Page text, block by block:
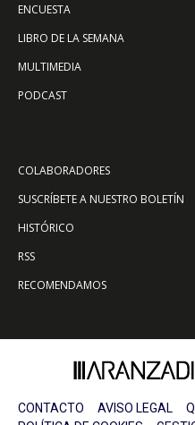
ENCUESTA
LIBRO DE LA SEMANA
MULTIMEDIA
PODCAST
COLABORADORES
SUSCRÍBETE A NUESTRO BOLETÍN
HISTÓRICO
RSS
RECOMENDAMOS
CONTACTO AVISO LEGAL